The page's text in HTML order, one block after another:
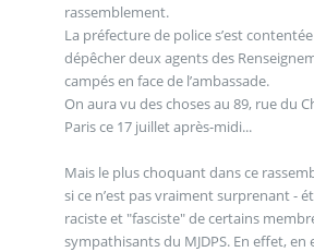
rassemblement.
La préfecture de police s’est
dépêcher deux agents des
campés en face de l’ambassade.
On aura vu des choses au 89, rue du
Paris ce 17 juillet après-midi...
Mais le plus choquant dans ce
si ce n’est pas vraiment surprenant -
raciste et "fasciste" de certains
sympathisants du MJDPS. En effet, en